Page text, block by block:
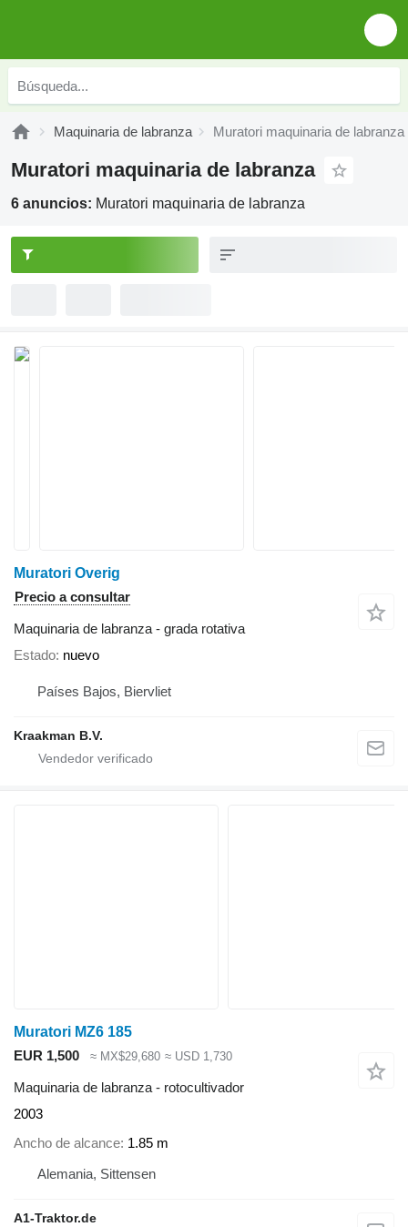
Maquinaria de labranza Muratori maquinaria de labranza
Muratori maquinaria de labranza
6 anuncios: Muratori maquinaria de labranza
Muratori Overig
Precio a consultar
Maquinaria de labranza - grada rotativa
Estado nuevo
Países Bajos, Biervliet
Kraakman B.V.
Muratori MZ6 185
EUR 1,500
≈ MX$29,680 ≈ USD 1,730
Maquinaria de labranza - rotocultivador
2003
Ancho de alcance 1.85 m
Alemania, Sittensen
A1-Traktor.de